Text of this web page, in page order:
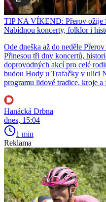
TIP NA VÍKEND: Přerov ožije
Nabídnou koncerty, folklor i
Ode dneška až do neděle
Přinesou tři dny koncertů,
doprovodných akcí pro celé
budou Hody u Trafačky v ulici
programu lidové tradice, kroje a
Hanácká Drbna
dnes, 15:04
1 min
Reklama